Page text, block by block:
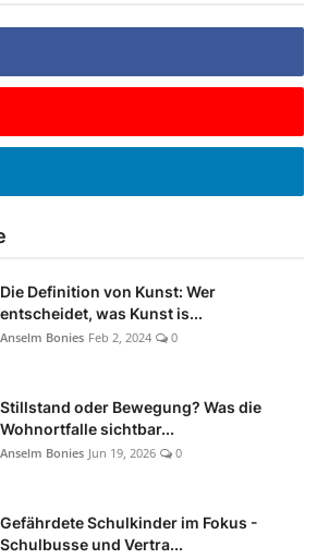
Die Definition von Kunst: Wer
entscheidet, was Kunst is...
Anselm Bonies Feb 2, 2024 0
Stillstand oder Bewegung? Was die
Wohnortfalle sichtbar...
Anselm Bonies Jun 19, 2026 0
Gefährdete Schulkinder im Fokus -
Schulbusse und Vertra...